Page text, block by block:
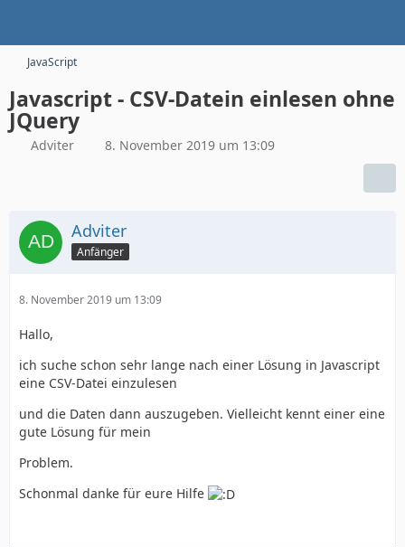
JavaScript
Javascript - CSV-Datein einlesen ohne
JQuery
Adviter 8. November 2019 um 13:09
Adviter
Anfänger
8. November 2019 um 13:09
Hallo,
ich suche schon sehr lange nach einer Lösung in Javascript
eine CSV-Datei einzulesen
und die Daten dann auszugeben. Vielleicht kennt einer eine
gute Lösung für mein
Problem.
Schonmal danke für eure Hilfe